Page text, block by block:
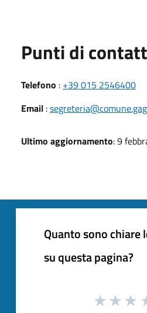
Punti di
Telefono : +39 015 2546400
Email :
Ultimo aggiornamento: 9
Quanto sono
su questa pagina?